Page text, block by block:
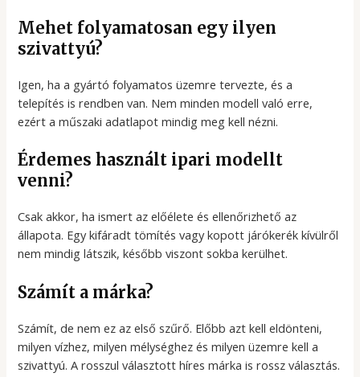
Mehet folyamatosan egy ilyen
szivattyú?
Igen, ha a gyártó folyamatos üzemre tervezte, és a
telepítés is rendben van. Nem minden modell való erre,
ezért a műszaki adatlapot mindig meg kell nézni.
Érdemes használt ipari modellt
venni?
Csak akkor, ha ismert az előélete és ellenőrizhető az
állapota. Egy kifáradt tömítés vagy kopott járókerék kívülről
nem mindig látszik, később viszont sokba kerülhet.
Számít a márka?
Számít, de nem ez az első szűrő. Előbb azt kell eldönteni,
milyen vízhez, milyen mélységhez és milyen üzemre kell a
szivattyú. A rosszul választott híres márka is rossz választás.